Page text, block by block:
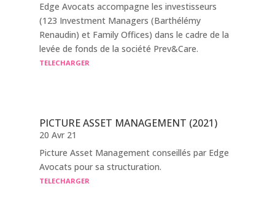
Edge Avocats accompagne les investisseurs
(123 Investment Managers (Barthélémy
Renaudin) et Family Offices) dans le cadre de la
levée de fonds de la société Prev&Care.
TELECHARGER
PICTURE ASSET MANAGEMENT (2021)
20 Avr 21
Picture Asset Management conseillés par Edge
Avocats pour sa structuration.
TELECHARGER